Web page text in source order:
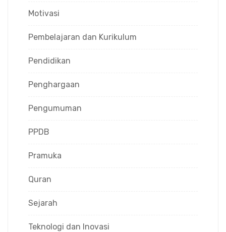
Motivasi
Pembelajaran dan Kurikulum
Pendidikan
Penghargaan
Pengumuman
PPDB
Pramuka
Quran
Sejarah
Teknologi dan Inovasi